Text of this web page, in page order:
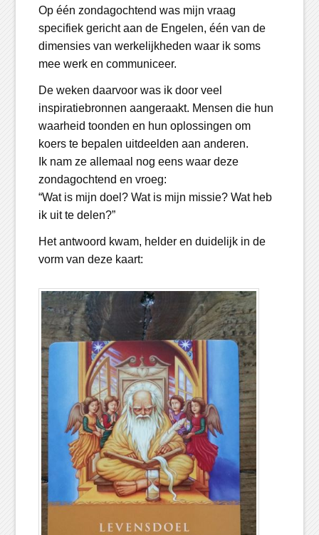
Op één zondagochtend was mijn vraag
specifiek gericht aan de Engelen, één van de
dimensies van werkelijkheden waar ik soms
mee werk en communiceer.
De weken daarvoor was ik door veel
inspiratiebronnen aangeraakt. Mensen die hun
waarheid toonden en hun oplossingen om
koers te bepalen uitdeelden aan anderen.
Ik nam ze allemaal nog eens waar deze
zondagochtend en vroeg:
“Wat is mijn doel? Wat is mijn missie? Wat heb
ik uit te delen?”
Het antwoord kwam, helder en duidelijk in de
vorm van deze kaart: